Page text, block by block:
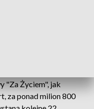
"Za Życiem", jak
za ponad milion 800